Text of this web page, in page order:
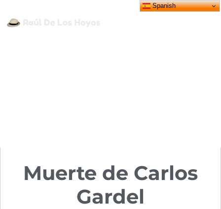
Muerte de Carlos
Gardel
Spanish